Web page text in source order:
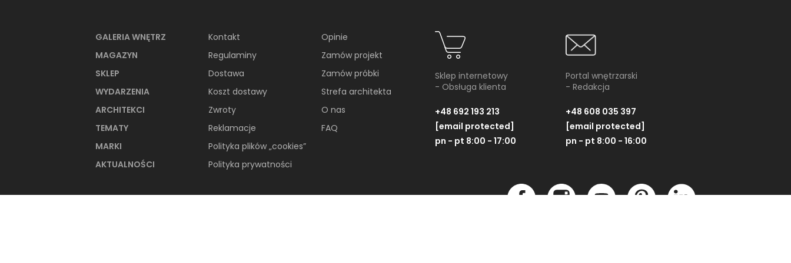
GALERIA WNĘTRZ
MAGAZYN
SKLEP
WYDARZENIA
ARCHITEKCI
TEMATY
MARKI
AKTUALNOŚCI
Kontakt
Regulaminy
Dostawa
Koszt dostawy
Zwroty
Reklamacje
Polityka plików „cookies”
Polityka prywatności
Opinie
Zamów projekt
Zamów próbki
Strefa architekta
O nas
FAQ
Sklep internetowy
- Obsługa klienta
+48 692 193 213
[email protected]
pn - pt 8:00 - 17:00
Portal wnętrzarski
- Redakcja
+48 608 035 397
[email protected]
pn - pt 8:00 - 16:00